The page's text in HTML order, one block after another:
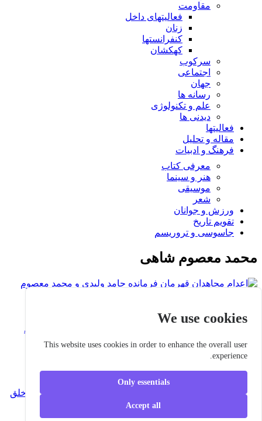
مقاومت
فعالیتهای داخل
زنان
کنفرانستها
کهکشان
سرکوب
اجتماعی
جهان
رسانه ها
علم و تکنولوژی
دیدنی ها
فعالیتها
مقاله و تحلیل
فرهنگ و ادبیات
معرفی کتاب
هنر و سینما
موسیقی
شعر
ورزش و جوانان
تقویم تاريخ
جاسوسی و تروریسم
محمد معصوم شاهی
اعدام مجاهدان قهرمان فرمانده حامد ولیدی و محمد
معصوم شاهی
برچسبها
دژخیم اژه ایی
مجاهدین خلق
We use cookies
This website uses cookies in order to enhance the overall user
experience.
Only essentials
Accept all